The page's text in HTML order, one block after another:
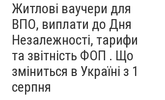
Житлові ваучери для
ВПО, виплати до Дня
Незалежності, тарифи
та звітність ФОП . Що
зміниться в Україні з 1
серпня